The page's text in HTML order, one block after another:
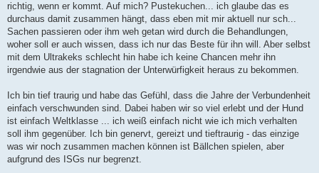
richtig, wenn er kommt. Auf mich? Pustekuchen... ich glaube das es
durchaus damit zusammen hängt, dass eben mit mir aktuell nur sch...
Sachen passieren oder ihm weh getan wird durch die Behandlungen,
woher soll er auch wissen, dass ich nur das Beste für ihn will. Aber selbst
mit dem Ultrakeks schlecht hin habe ich keine Chancen mehr ihn
irgendwie aus der stagnation der Unterwürfigkeit heraus zu bekommen.
Ich bin tief traurig und habe das Gefühl, dass die Jahre der Verbundenheit
einfach verschwunden sind. Dabei haben wir so viel erlebt und der Hund
ist einfach Weltklasse ... ich weiß einfach nicht wie ich mich verhalten
soll ihm gegenüber. Ich bin genervt, gereizt und tieftraurig - das einzige
was wir noch zusammen machen können ist Bällchen spielen, aber
aufgrund des ISGs nur begrenzt.